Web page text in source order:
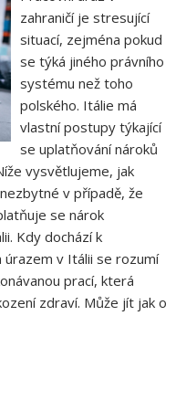
zahraničí je stresující
situací, zejména pokud
se týká jiného právního
systému než toho
polského. Itálie má
vlastní postupy týkající
se uplatňování nároků
vysvětlujeme, jak
v případě, že
se nárok
Kdy dochází k
úrazem v Itálii se rozumí
prací, která
zdraví. Může jít jak o